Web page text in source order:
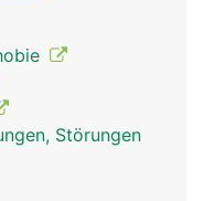
Störungen